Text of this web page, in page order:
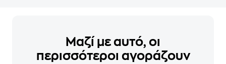
Μαζί με αυτό, οι
περισσότεροι αγοράζουν